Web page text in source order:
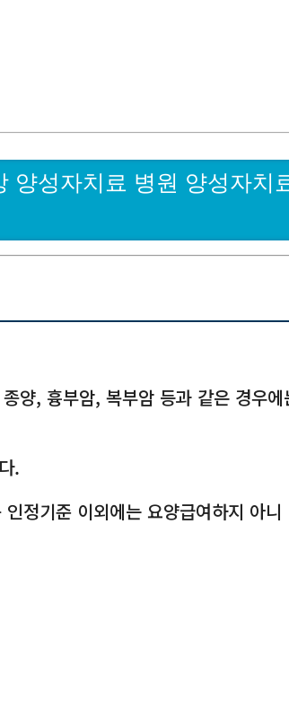
양성자치료 병원 양성자치
양, 흉부암, 복부암 등과 같은 경우에
.
정기준 이외에는 요양급여하지 아니